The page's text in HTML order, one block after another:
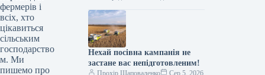
фермерів і
всіх, хто
цікавиться
сільським
господарство
м. Ми
пишемо про
тисяч тонн зерна, робота з
біогазовими…
Нехай посівна кампанія не
застане вас непідготовленим!